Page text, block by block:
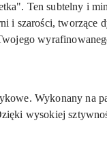
Ten subtelny i
i szarości, tworzące
Wykonany na
wysokiej